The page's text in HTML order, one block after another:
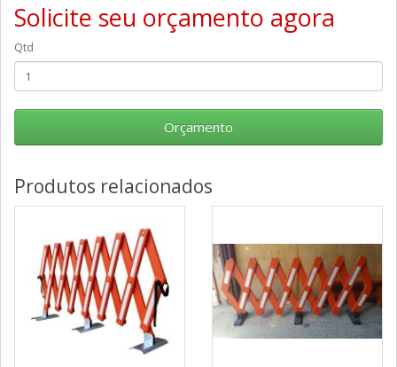
Solicite seu orçamento agora
Qtd
Orçamento
Produtos relacionados